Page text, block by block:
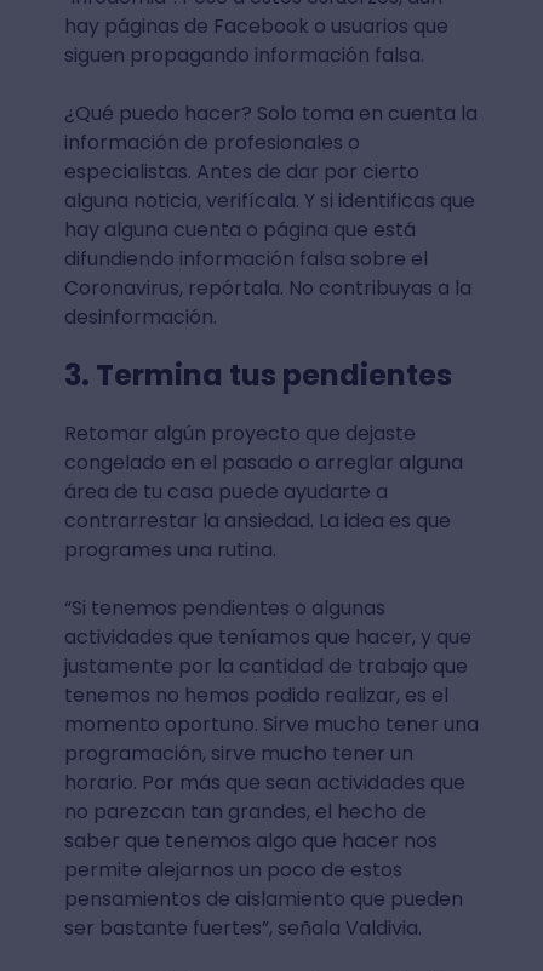
hay páginas de Facebook o usuarios que
siguen propagando información falsa.
¿Qué puedo hacer? Solo toma en cuenta la
información de profesionales o
especialistas. Antes de dar por cierto
alguna noticia, verifícala. Y si identificas que
hay alguna cuenta o página que está
difundiendo información falsa sobre el
Coronavirus, repórtala. No contribuyas a la
desinformación.
3. Termina tus pendientes
Retomar algún proyecto que dejaste
congelado en el pasado o arreglar alguna
área de tu casa puede ayudarte a
contrarrestar la ansiedad. La idea es que
programes una rutina.
“Si tenemos pendientes o algunas
actividades que teníamos que hacer, y que
justamente por la cantidad de trabajo que
tenemos no hemos podido realizar, es el
momento oportuno. Sirve mucho tener una
programación, sirve mucho tener un
horario. Por más que sean actividades que
no parezcan tan grandes, el hecho de
saber que tenemos algo que hacer nos
permite alejarnos un poco de estos
pensamientos de aislamiento que pueden
ser bastante fuertes”, señala Valdivia.